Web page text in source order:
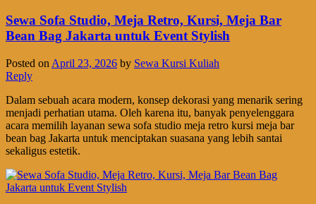
Sewa Sofa Studio, Meja Retro, Kursi, Meja Bar
Bean Bag Jakarta untuk Event Stylish
Posted on April 23, 2026 by Sewa Kursi Kuliah
Reply
Dalam sebuah acara modern, konsep dekorasi yang menarik sering
menjadi perhatian utama. Oleh karena itu, banyak penyelenggara
acara memilih layanan sewa sofa studio meja retro kursi meja bar
bean bag Jakarta untuk menciptakan suasana yang lebih santai
sekaligus estetik.